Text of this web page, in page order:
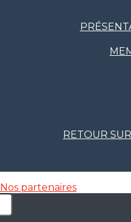
RETOUR
Nos partenaires